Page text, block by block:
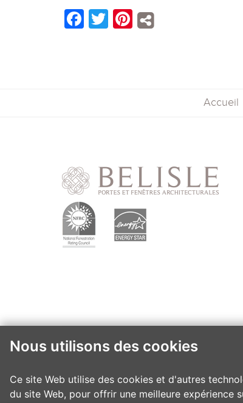
Nous utilisons des cookies
Ce site Web utilise des cookies et d'autres
du site Web, pour offrir une meilleure expérience
Facebook
TwitterPinterest
Accueil